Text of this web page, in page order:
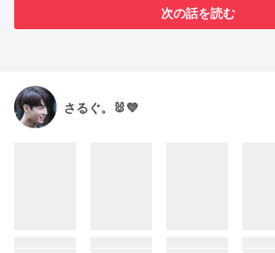
次の話を読む
さるぐ。🐰💜